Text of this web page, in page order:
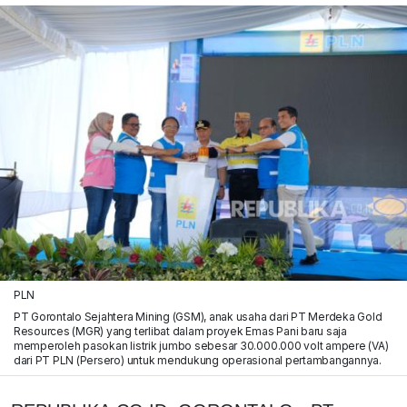
PLN
PT Gorontalo Sejahtera Mining (GSM), anak usaha dari PT Merdeka Gold
Resources (MGR) yang terlibat dalam proyek Emas Pani baru saja
memperoleh pasokan listrik jumbo sebesar 30.000.000 volt ampere (VA)
dari PT PLN (Persero) untuk mendukung operasional pertambangannya.